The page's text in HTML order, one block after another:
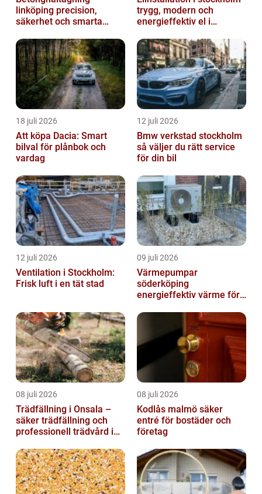
linköping precision,
säkerhet och smarta
trygg, modern och
energieffektiv el i
18 juli 2026
Att köpa Dacia: Smart
bilval för plånbok och
vardag
12 juli 2026
Bmw verkstad stockholm
så väljer du rätt service
för din bil
12 juli 2026
Ventilation i Stockholm:
Frisk luft i en tät stad
09 juli 2026
Värmepumpar
söderköping
energieffektiv värme för
08 juli 2026
Trädfällning i Onsala –
säker trädfällning och
professionell trädvård i
08 juli 2026
Kodlås malmö säker
entré för bostäder och
företag